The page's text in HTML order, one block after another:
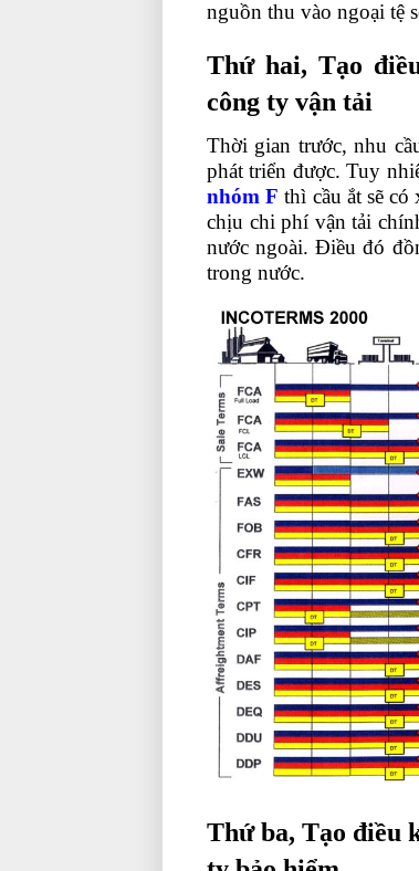
nguồn thu vào ngoại tệ
Thứ hai, Tạo
công ty vận tải
Thời gian trước, nhu
phát triển được. Tuy
nhóm F thì cầu ắt sẽ
chịu chi phí vận tải
nước ngoài. Điều đó
trong nước.
Thứ ba, Tạo điều